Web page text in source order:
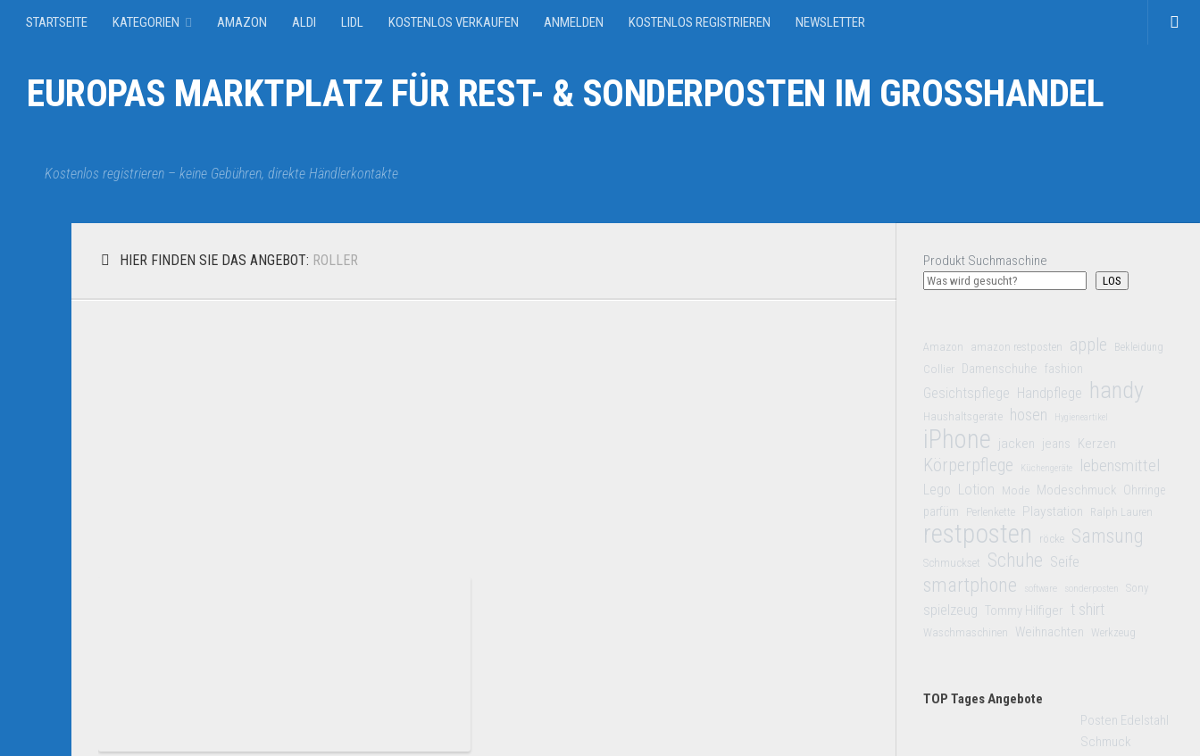
STARTSEITE KATEGORIEN AMAZON ALDI LIDL KOSTENLOS VERKAUFEN ANMELDEN KOSTENLOS REGISTRIEREN NEWSLETTER
EUROPAS MARKTPLATZ FÜR REST- & SONDERPOSTEN IM GROSSHANDEL
Kostenlos registrieren – keine Gebühren, direkte Händlerkontakte
HIER FINDEN SIE DAS ANGEBOT: ROLLER Produkt Suchmaschine
LOS
Amazon amazon restposten apple Bekleidung
Collier Damenschuhe fashion
Gesichtspflege Handpflege handy
Haushaltsgeräte hosen Hygieneartikel
iPhone jacken jeans Kerzen
Körperpflege Küchengeräte lebensmittel
Lego Lotion Mode Modeschmuck Ohrringe
parfüm
Perlenkette Playstation Ralph Lauren
restposten röcke Samsung
Schmuckset Schuhe Seife
smartphone software sonderposten Sony
spielzeug Tommy Hilfiger t shirt
Waschmaschinen Weihnachten Werkzeug
TOP Tages Angebote
Posten Edelstahl
Schmuck